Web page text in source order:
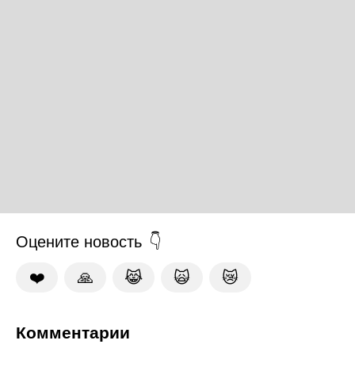
Оцените новость
❤️ 🙏 😹 🙀 😿
Комментарии